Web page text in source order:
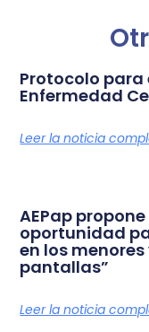
Protocolo para
Enfermedad
Leer la noticia
AEPap
oportunidad
en los
pantallas”
Leer la noticia